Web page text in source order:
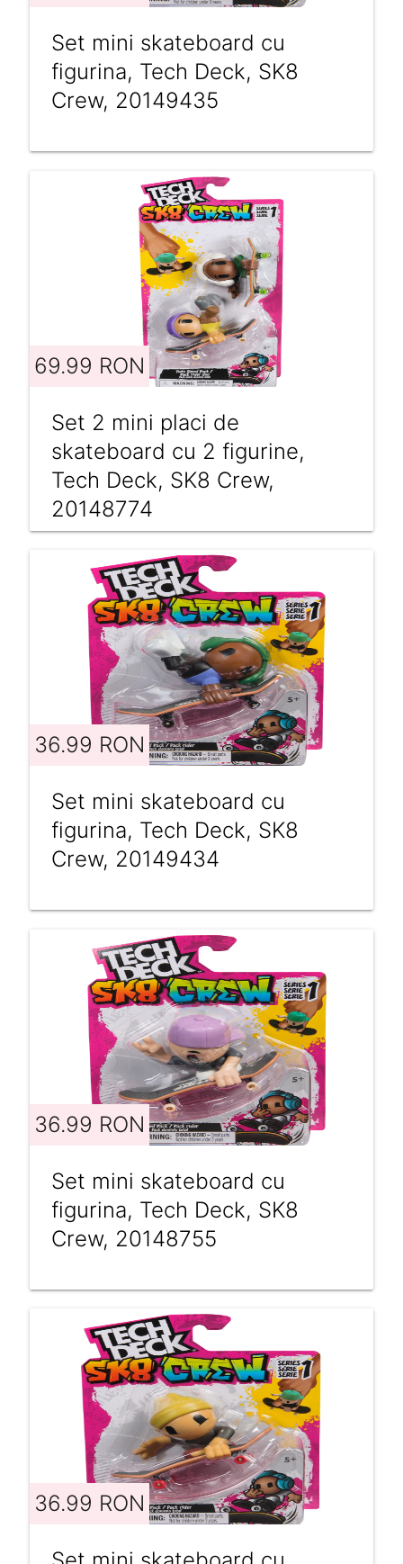
Set mini skateboard cu
figurina, Tech Deck, SK8
Crew, 20149435
69.99 RON
Set 2 mini placi de
skateboard cu 2 figurine,
Tech Deck, SK8 Crew,
20148774
36.99 RON
Set mini skateboard cu
figurina, Tech Deck, SK8
Crew, 20149434
36.99 RON
Set mini skateboard cu
figurina, Tech Deck, SK8
Crew, 20148755
36.99 RON